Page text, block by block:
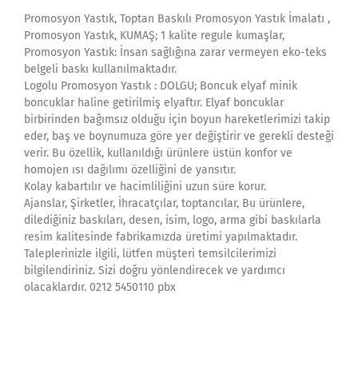
Promosyon Yastık, Toptan Baskılı Promosyon Yastık İmalatı ,
Promosyon Yastık, KUMAŞ; 1 kalite regule kumaşlar,
Promosyon Yastık: İnsan sağlığına zarar vermeyen eko-teks
belgeli baskı kullanılmaktadır.
Logolu Promosyon Yastık : DOLGU; Boncuk elyaf minik
boncuklar haline getirilmiş elyaftır. Elyaf boncuklar
birbirinden bağımsız olduğu için boyun hareketlerimizi takip
eder, baş ve boynumuza göre yer değiştirir ve gerekli desteği
verir. Bu özellik, kullanıldığı ürünlere üstün konfor ve
homojen ısı dağılımı özelliğini de yansıtır.
Kolay kabartılır ve hacimliliğini uzun süre korur.
Ajanslar, Şirketler, İhracatçılar, toptancılar, Bu ürünlere,
dilediğiniz baskıları, desen, isim, logo, arma gibi baskılarla
resim kalitesinde fabrikamızda üretimi yapılmaktadır.
Taleplerinizle ilgili, lütfen müşteri temsilcilerimizi
bilgilendiriniz. Sizi doğru yönlendirecek ve yardımcı
olacaklardır. 0212 5450110 pbx